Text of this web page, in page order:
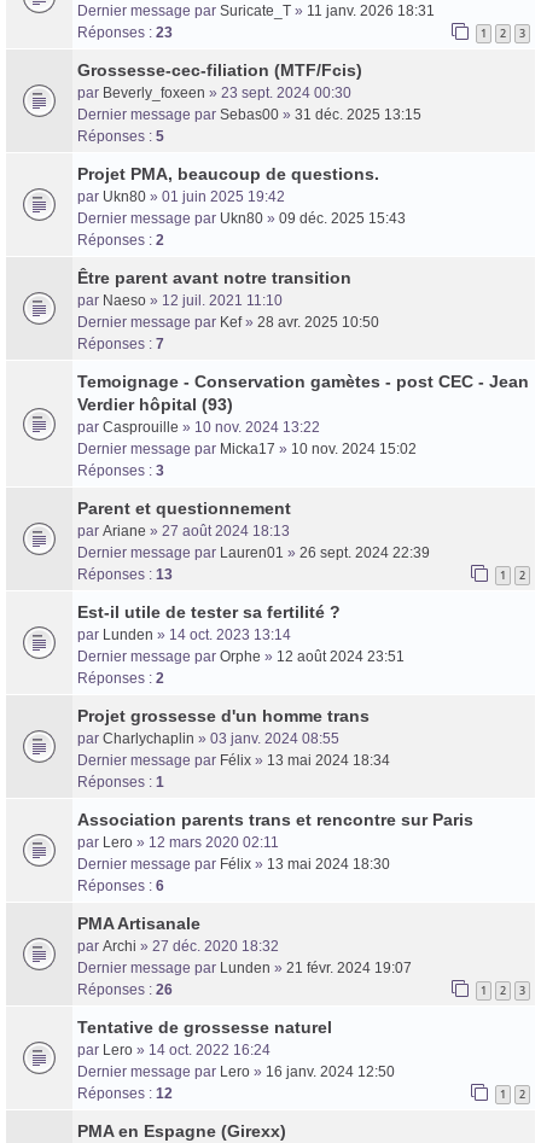
Dernier message par Suricate_T » 11 janv. 2026 18:31
Réponses : 23 1 2 3
Grossesse-cec-filiation (MTF/Fcis)
par Beverly_foxeen » 23 sept. 2024 00:30
Dernier message par Sebas00 » 31 déc. 2025 13:15
Réponses : 5
Projet PMA, beaucoup de questions.
par Ukn80 » 01 juin 2025 19:42
Dernier message par Ukn80 » 09 déc. 2025 15:43
Réponses : 2
Être parent avant notre transition
par Naeso » 12 juil. 2021 11:10
Dernier message par Kef» 28 avr. 2025 10:50
Réponses : 7
Temoignage - Conservation gamètes - post CEC - Jean
Verdier hôpital (93)
par Casprouille » 10 nov. 2024 13:22
Dernier message par Micka17 » 10 nov. 2024 15:02
Réponses : 3
Parent et questionnement
par Ariane » 27 août 2024 18:13
Dernier message par Lauren01 » 26 sept. 2024 22:39
Réponses : 13 1 2
Est-il utile de tester sa fertilité ?
par Lunden » 14 oct. 2023 13:14
Dernier message par Orphe » 12 août 2024 23:51
Réponses : 2
Projet grossesse d'un homme trans
par Charlychaplin » 03 janv. 2024 08:55
Dernier message par Félix » 13 mai 2024 18:34
Réponses : 1
Association parents trans et rencontre sur Paris
par Lero » 12 mars 2020 02:11
Dernier message par Félix » 13 mai 2024 18:30
Réponses : 6
PMA Artisanale
par Archi » 27 déc. 2020 18:32
Dernier message par Lunden » 21 févr. 2024 19:07
Réponses : 26 1 2 3
Tentative de grossesse naturel
par Lero » 14 oct. 2022 16:24
Dernier message par Lero » 16 janv. 2024 12:50
Réponses : 12 1 2
PMA en Espagne (Girexx)